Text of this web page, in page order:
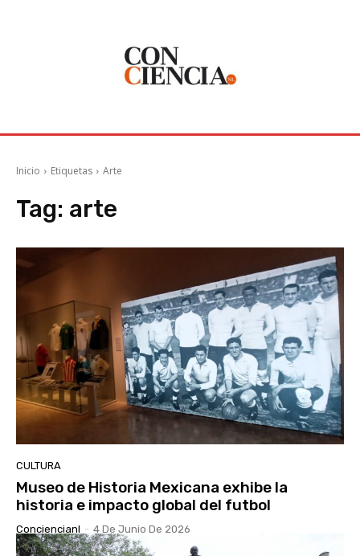
Inicio Etiquetas Arte
Tag: arte
CULTURA
Museo de Historia Mexicana exhibe la
historia e impacto global del futbol
Conciencianl - 4 De Junio De 2026